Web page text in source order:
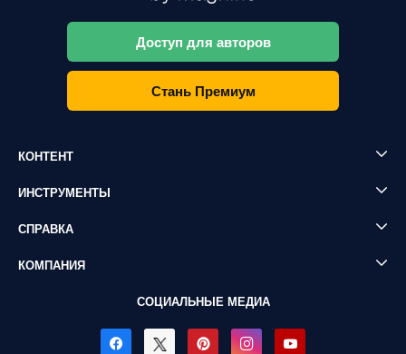
Доступ для авторов
Стань Премиум
КОНТЕНТ
ИНСТРУМЕНТЫ
СПРАВКА
КОМПАНИЯ
СОЦИАЛЬНЫЕ МЕДИА